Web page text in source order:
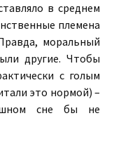
в среднем
племена
моральный
другие. Чтобы
с голым
это нормой) –
сне бы не